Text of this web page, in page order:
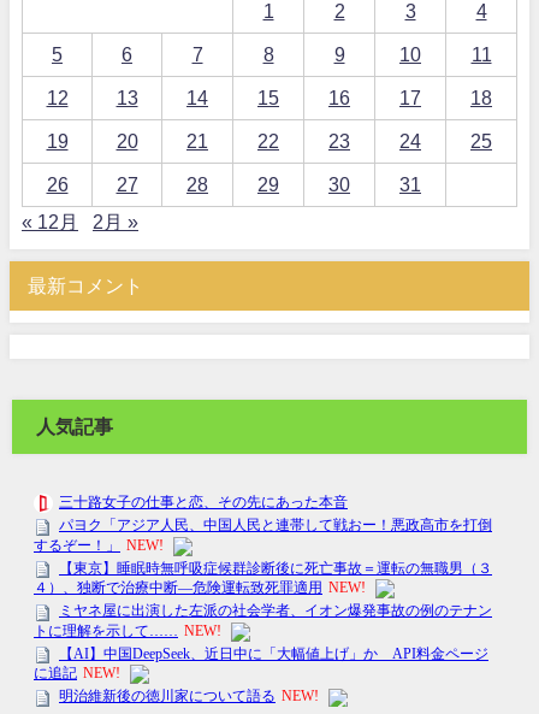
1 2 3 4
5 6 7 8 9 10 11
12 13 14 15 16 17 18
19 20 21 22 23 24 25
26 27 28 29 30
31
« 12月
2月 »
最新コメント
人気記事